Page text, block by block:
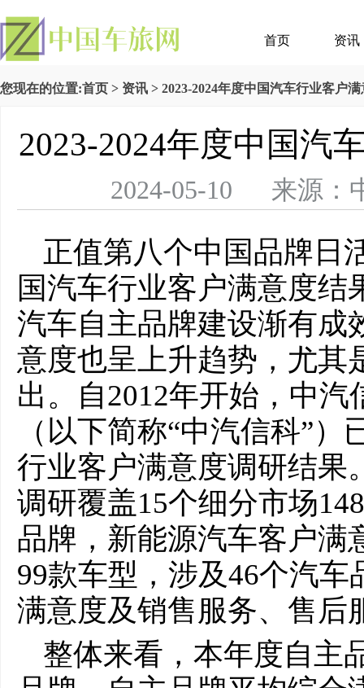
首页 资讯
您现在的位置:首页 > 资讯 > 2023-2024年度中国汽车行业客户
2023-2024年度中国汽
2024-05-10 来源：
正值第八个中国品牌日
国汽车行业客户满意度
汽车自主品牌建设渐有成
意度也呈上升趋势，尤其
出。自2012年开始，中
（以下简称“中汽信科”
行业客户满意度调研结果
调研覆盖15个细分市场
品牌，新能源汽车客户满
99款车型，涉及46个汽
满意度及销售服务、售后
整体来看，本年度自主